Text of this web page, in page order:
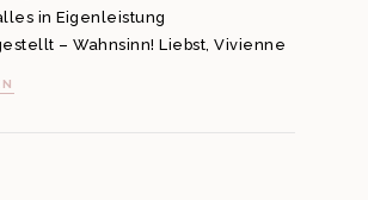
in Eigenleistung
– Wahnsinn! Liebst, Vivienne